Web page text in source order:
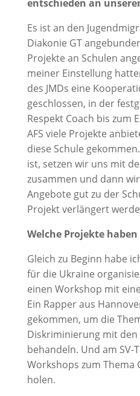
entschieden an
Es ist an den
Diakonie GT
Projekte an Schulen
meiner Einstellung
des JMDs eine
geschlossen, in der
Respekt Coach bis zum
AFS viele Projekte
diese Schule
ist, setzen wir uns mit
zusammen und dann
Angebote gut zu der
Projekt verlängert
Welche Projekte
Gleich zu Beginn habe
für die Ukraine
einen Workshop mit
Ein Rapper aus
gekommen, um die
Diskriminierung mit
behandeln. Und am SV-
Workshops zum Thema
holen.